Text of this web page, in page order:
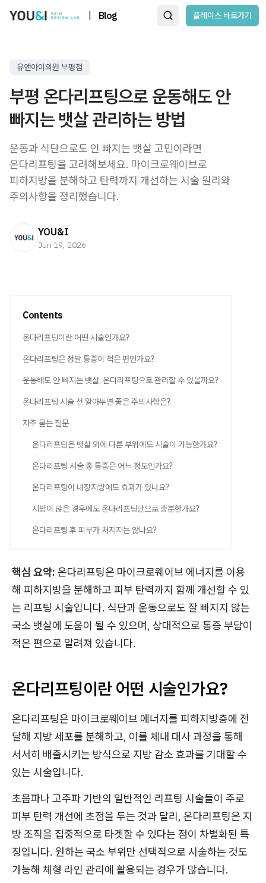
Blog 플레이스 바로가기
유앤아이의원 부평점
부평 온다리프팅으로 운동해도 안
빠지는 뱃살 관리하는 방법
운동과 식단으로도 안 빠지는 뱃살 고민이라면
온다리프팅을 고려해보세요. 마이크로웨이브로
피하지방을 분해하고 탄력까지 개선하는 시술 원리와
주의사항을 정리했습니다.
YOU&I
Jun 19, 2026
Contents
온다리프팅이란 어떤 시술인가요?
온다리프팅은 정말 통증이 적은 편인가요?
운동해도 안 빠지는 뱃살, 온다리프팅으로 관리할 수 있을까요?
온다리프팅 시술 전 알아두면 좋은 주의사항은?
자주 묻는 질문
온다리프팅은 뱃살 외에 다른 부위에도 시술이 가능한가요?
온다리프팅 시술 중 통증은 어느 정도인가요?
온다리프팅이 내장지방에도 효과가 있나요?
지방이 많은 경우에도 온다리프팅만으로 충분한가요?
온다리프팅 후 피부가 처지지는 않나요?
핵심 요약: 온다리프팅은 마이크로웨이브 에너지를 이용
해 피하지방을 분해하고 피부 탄력까지 함께 개선할 수 있
는 리프팅 시술입니다. 식단과 운동으로도 잘 빠지지 않는
국소 뱃살에 도움이 될 수 있으며, 상대적으로 통증 부담이
적은 편으로 알려져 있습니다.
온다리프팅이란 어떤 시술인가요?
온다리프팅은 마이크로웨이브 에너지를 피하지방층에 전
달해 지방 세포를 분해하고, 이를 체내 대사 과정을 통해
서서히 배출시키는 방식으로 지방 감소 효과를 기대할 수
있는 시술입니다.
초음파나 고주파 기반의 일반적인 리프팅 시술들이 주로
피부 탄력 개선에 초점을 두는 것과 달리, 온다리프팅은 지
방 조직을 집중적으로 타겟할 수 있다는 점이 차별화된 특
징입니다. 원하는 국소 부위만 선택적으로 시술하는 것도
가능해 체형 라인 관리에 활용되는 경우가 많습니다.